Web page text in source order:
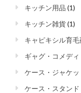
キッチン用品 (1)
キッチン雑貨(1)
キャピキシル育毛
ギャグ・コメディ
ケース・ジャケッ
ケース・スタンド